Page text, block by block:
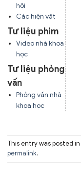
hội
Các hiện vật
Tư liệu phim
Video nhà khoa
học
Tư liệu phỏng
vấn
Phỏng vấn nhà
khoa học
This entry was posted in
permalink.